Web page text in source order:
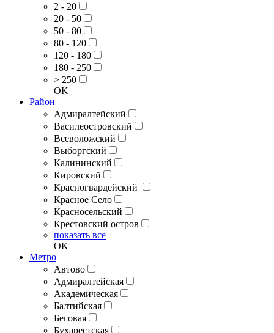
2 - 20
20 - 50
50 - 80
80 - 120
120 - 180
180 - 250
> 250
OK
Район
Адмиралтейский
Василеостровский
Всеволожский
Выборгский
Калининский
Кировский
Красногвардейский
Красное Село
Красносельский
Крестовский остров
показать все
OK
Метро
Автово
Адмиралтейская
Академическая
Балтийская
Беговая
Бухарестская